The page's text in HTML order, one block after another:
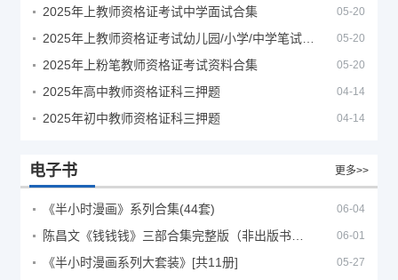
2025年上教师资格证考试中学面试合集 05-20
05-20
2025年上粉笔教师资格证考试资料合集 05-20
2025年高中教师资格证科三押题 04-14
2025年初中教师资格证科三押题 04-14
电子书 更多>>
《半小时漫画》系列合集(44套) 06-04
06-01
《半小时漫画系列大套装》[共11册] 05-27